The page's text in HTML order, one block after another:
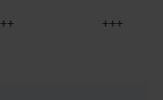
++ +++